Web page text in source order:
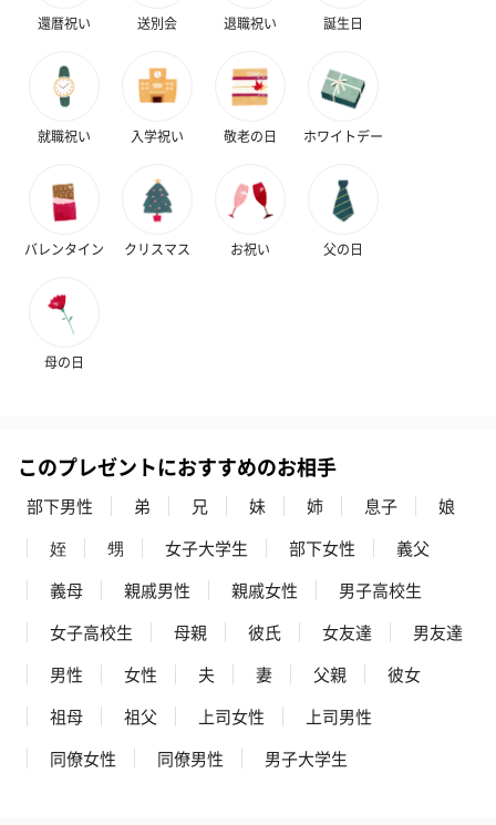
還暦祝い 送別会 退職祝い 誕生日
就職祝い 入学祝い 敬老の日 ホワイトデー
バレンタイン クリスマス お祝い 父の日
母の日
このプレゼントにおすすめのお相手
部下男性 弟 兄 妹 姉 息子
娘
姪
甥 女子大学生 部下女性
義父
義母
親戚男性 親戚女性
男子高校生
女子高校生
母親 彼氏 女友達
男友達
男性
女性 夫 妻 父親
彼女
祖母
祖父 上司女性
上司男性
同僚女性
同僚男性 男子大学生